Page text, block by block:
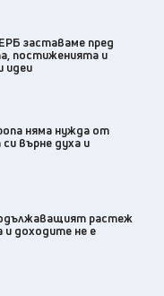
заставаме пред
постиженията и
идеи
няма нужда от
върне духа и
растеж
и доходите не е